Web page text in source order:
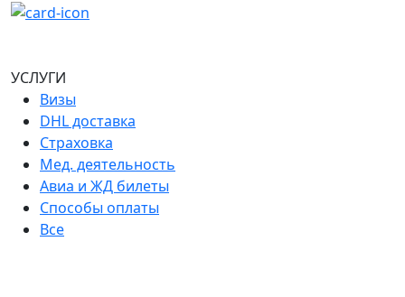
УСЛУГИ
Визы
DHL доставка
Страховка
Мед. деятельность
Авиа и ЖД билеты
Способы оплаты
Все